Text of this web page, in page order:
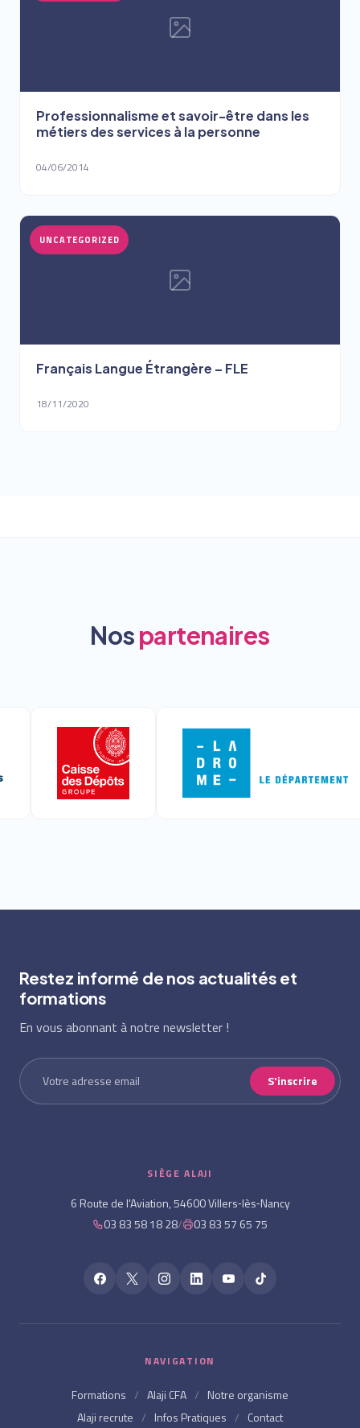
Professionnalisme et savoir-être dans les
métiers des services à la personne
04/06/2014
UNCATEGORIZED
Français Langue Étrangère – FLE
18/11/2020
Nospartenaires
Restez informé de nos actualités et
formations
En vous abonnant à notre newsletter !
S'inscrire
SIÈGE ALAJI
6 Route de l'Aviation, 54600 Villers‑lès‑Nancy
03 83 58 18 28/ 03 83 57 65 75
NAVIGATION
Formations / Alaji CFA / Notre organisme
Alaji recrute / Infos Pratiques / Contact